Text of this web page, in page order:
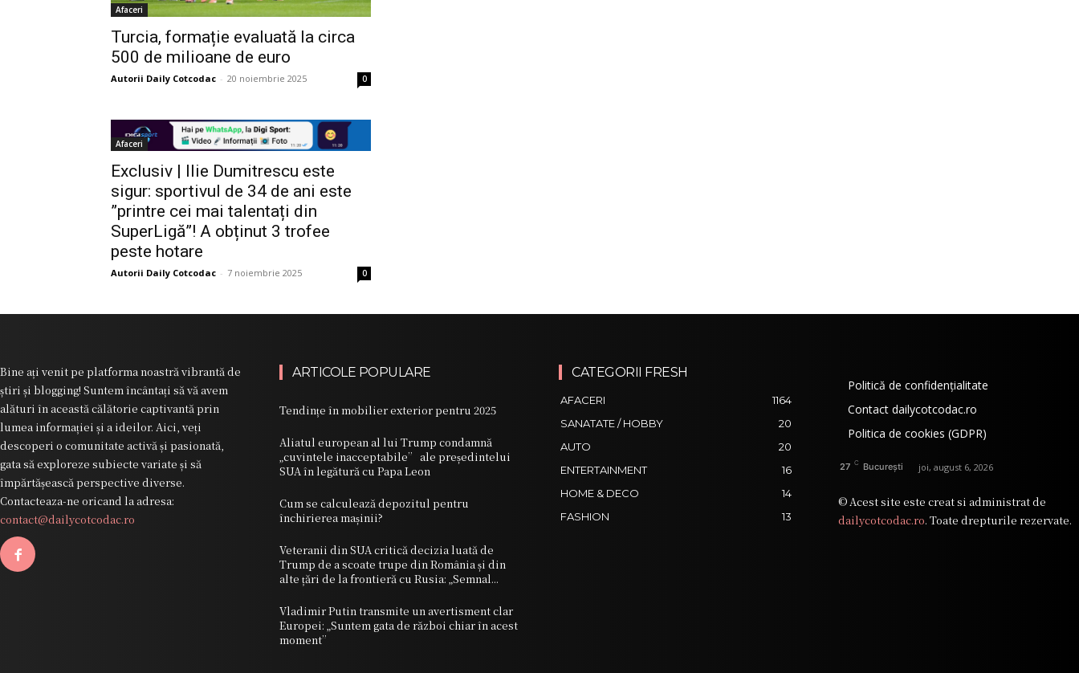
Afaceri
Turcia, formație evaluată la circa
500 de milioane de euro
Autorii Daily Cotcodac - 20 noiembrie 2025 0
Afaceri
Exclusiv | Ilie Dumitrescu este
sigur: sportivul de 34 de ani este
”printre cei mai talentați din
SuperLigă”! A obținut 3 trofee
peste hotare
Autorii Daily Cotcodac - 7 noiembrie 2025 0
Bine ați venit pe platforma noastră vibrantă de
știri și blogging! Suntem încântați să vă avem
alături în această călătorie captivantă prin
lumea informației și a ideilor. Aici, veți
descoperi o comunitate activă și pasionată,
gata să exploreze subiecte variate și să
împărtășească perspective diverse.
Contacteaza-ne oricand la adresa:
contact@dailycotcodac.ro
ARTICOLE POPULARE
Tendințe în mobilier exterior pentru 2025
Aliatul european al lui Trump condamnă
„cuvintele inacceptabile” ale președintelui
SUA în legătură cu Papa Leon
Cum se calculează depozitul pentru
închirierea mașinii?
Veteranii din SUA critică decizia luată de
Trump de a scoate trupe din România și din
alte țări de la frontieră cu Rusia: „Semnal...
Vladimir Putin transmite un avertisment clar
Europei: „Suntem gata de război chiar în acest
moment”
CATEGORII FRESH
AFACERI
1164
SANATATE / HOBBY
20
AUTO
20
ENTERTAINMENT
16
HOME & DECO
14
FASHION
13
Politică de confidențialitate
Contact dailycotcodac.ro
Politica de cookies (GDPR)
27 C București joi, august 6, 2026
© Acest site este creat si administrat de
dailycotcodac.ro. Toate drepturile rezervate.